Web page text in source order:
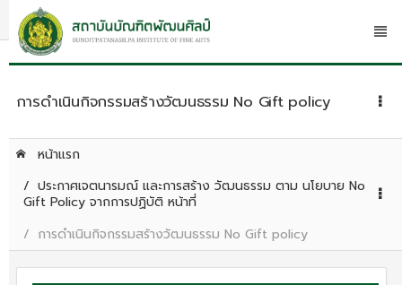
การดำเนินกิจกรรมสร้างวัฒนธรรม No Gift policy
หน้าแรก
ประกาศเจตนารมณ์ และการสร้าง วัฒนธรรม ตาม นโยบาย No
Gift Policy จากการปฏิบัติ หน้าที่
การดำเนินกิจกรรมสร้างวัฒนธรรม No Gift policy